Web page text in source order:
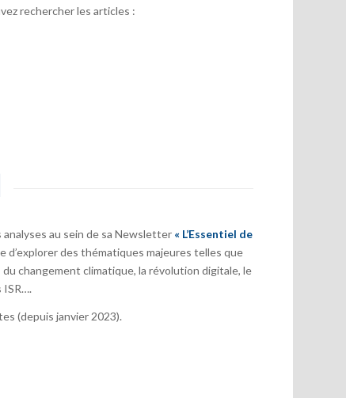
rechercher les articles :
au sein de sa Newsletter « L’Essentiel de
des thématiques majeures telles que
changement climatique, la révolution digitale, le
ISR….
(depuis janvier 2023).